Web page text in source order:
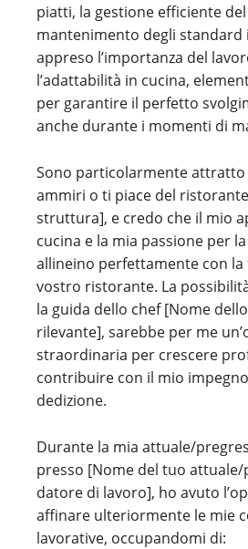
piatti, la gestione efficiente
mantenimento degli standard
appreso l’importanza del
l’adattabilità in cucina,
per garantire il perfetto
anche durante i momenti di
Sono particolarmente attratto
ammiri o ti piace del
struttura], e credo che il mio
cucina e la mia passione per
allineino perfettamente con la
vostro ristorante. La
la guida dello chef [Nome
rilevante], sarebbe per me
straordinaria per crescere
contribuire con il mio
dedizione.
Durante la mia attuale/
presso [Nome del tuo
datore di lavoro], ho avuto
affinare ulteriormente le mie
lavorative, occupandomi di: